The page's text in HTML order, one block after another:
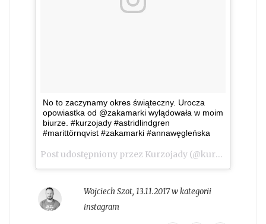
No to zaczynamy okres świąteczny. Urocza
opowiastka od @zakamarki wylądowała w moim
biurze. #kurzojady #astridlindgren
#marittörnqvist #zakamarki #annawęgleńska
Post udostępniony przez Kurzojady (@kurzojady_insta)
Wojciech Szot, 13.11.2017 w kategorii
instagram